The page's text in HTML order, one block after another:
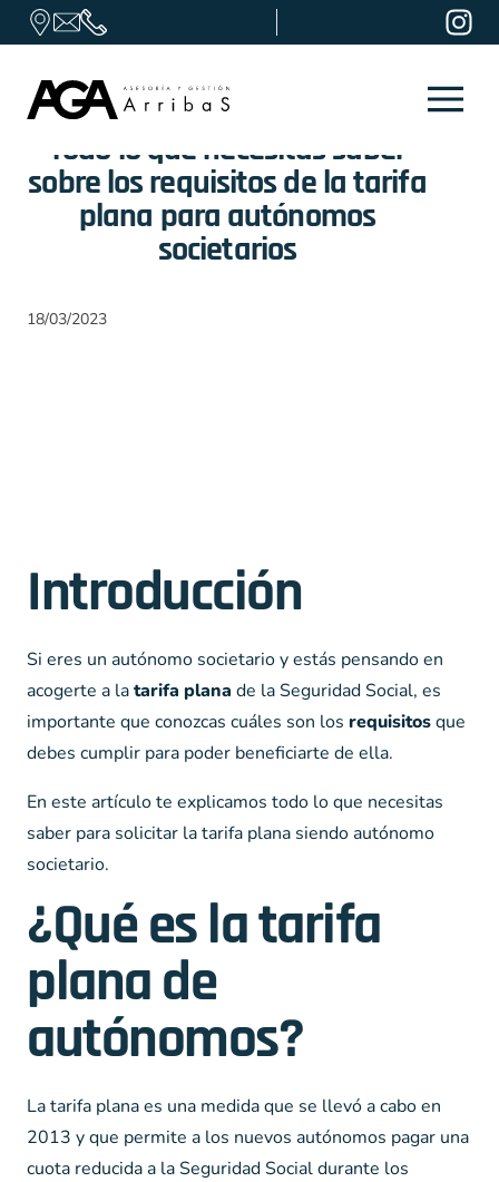
Skip to content
Todo lo que necesitas saber
sobre los requisitos de la tarifa
plana para autónomos
societarios
18/03/2023
Introducción
Si eres un autónomo societario y estás pensando en
acogerte a latarifa plana de la Seguridad Social, es
importante que conozcas cuáles son los requisitosque
debes cumplir para poder beneficiarte de ella.
En este artículo te explicamos todo lo que necesitas
saber para solicitar la tarifa plana siendo autónomo
societario.
¿Qué es la tarifa
plana de
autónomos?
La tarifa plana es una medida que se llevó a cabo en
2013 y que permite a los nuevos autónomos pagar una
cuota reducida a la Seguridad Social durante los